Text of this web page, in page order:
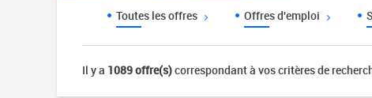
Toutes les offres Offres d'emploi
Il y a 1089 offre(s)correspondant à vos critères de